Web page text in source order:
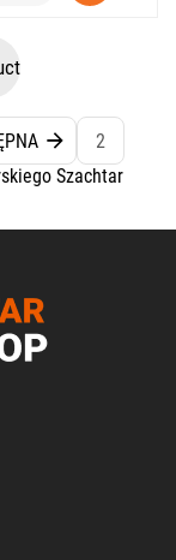
2
Szachtar